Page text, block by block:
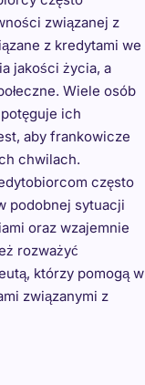
związanej z
z kredytami we
jakości życia, a
Wiele osób
ich
aby frankowicze
chwilach.
często
podobnej sytuacji
oraz wzajemnie
rozważyć
którzy pomogą w
związanymi z